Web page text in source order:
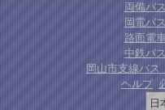
両備バ
岡電バ
路面電
中鉄バ
岡山市支線バス
ヘルプ